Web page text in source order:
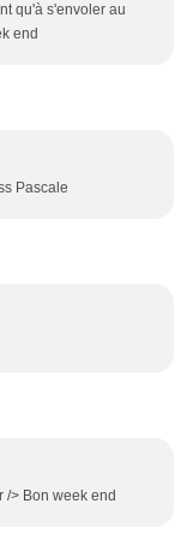
qu'à s'envoler au
end
Pascale
/> Bon week end